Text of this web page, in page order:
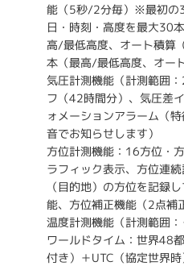
能（5秒/2分毎）※最初の
日・時刻・高度を最大30
高/最低高度、オート積算
本（最高/最低高度、オー
気圧計測機能（計測範囲
フ（42時間分）、気圧差
ォメーションアラーム（
音でお知らせします）
方位計測機能：16方位・
ラフィック表示、方位連
（目的地）の方位を記録
能、方位補正機能（2点補
温度計測機能（計測範囲
ワールドタイム：世界48
付き）＋UTC（協定世界